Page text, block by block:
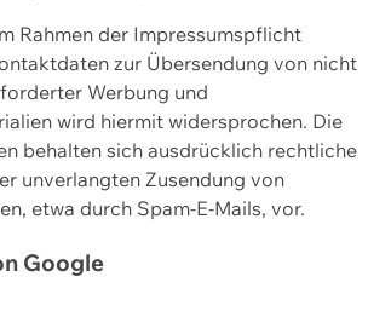
Rahmen der Impressumspflicht
zur Übersendung von nicht
Werbung und
wird hiermit widersprochen. Die
behalten sich ausdrücklich rechtliche
unverlangten Zusendung von
etwa durch Spam-E-Mails, vor.
Google